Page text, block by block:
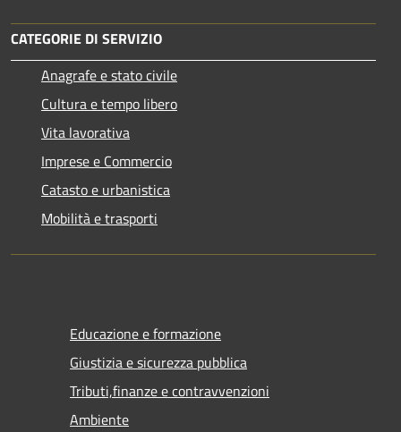
CATEGORIE DI SERVIZIO
Anagrafe e stato civile
Cultura e tempo libero
Vita lavorativa
Imprese e Commercio
Catasto e urbanistica
Mobilità e trasporti
Educazione e formazione
Giustizia e sicurezza pubblica
Tributi,finanze e contravvenzioni
Ambiente